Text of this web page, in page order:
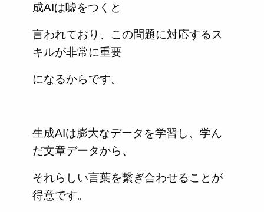
成AIは嘘をつくと
言われており、この問題に対応するス
キルが非常に重要
になるからです。
生成AIは膨大なデータを学習し、学ん
だ文章データから、
それらしい言葉を繋ぎ合わせることが
得意です。